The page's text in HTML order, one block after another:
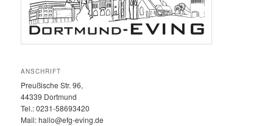
ANSCHRIFT
Preußische Str. 96,
44339 Dortmund
Tel.: 0231-58693420‬
Mail: hallo@efg-eving.de